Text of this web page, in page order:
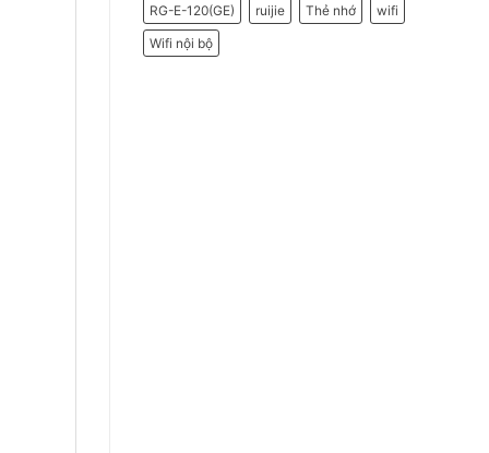
RG-E-120(GE)
ruijie Thẻ nhớ
wifi
Wifi nội bộ